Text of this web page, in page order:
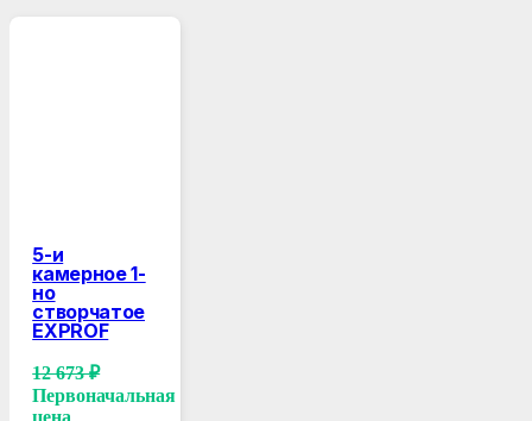
5-и
камерное 1-
но
створчатое
EXPROF
12 673₽
Первоначальная
цена